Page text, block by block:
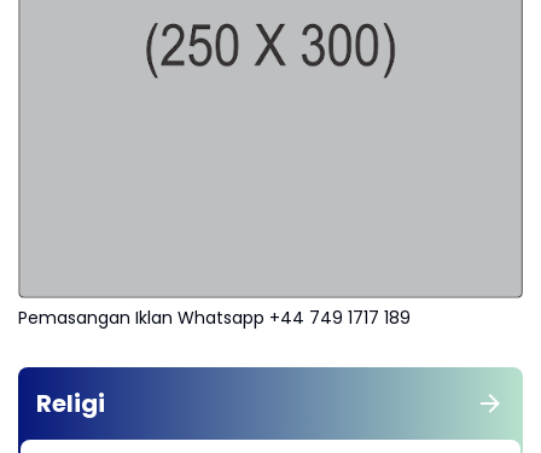
Pemasangan Iklan Whatsapp +44 749 1717 189
Religi